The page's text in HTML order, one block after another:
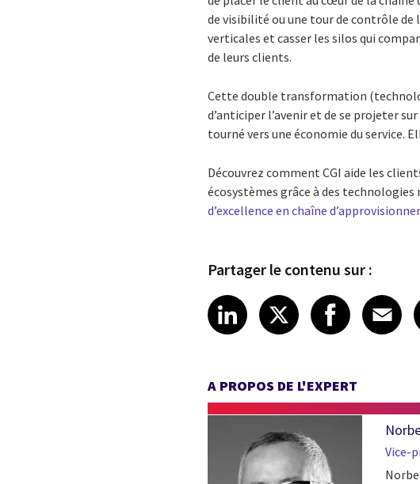
de visibilité ou une tour de contrôle
verticales et casser les silos qui
de leurs clients.
Cette double transformation
d’anticiper l’avenir et de se projeter
tourné vers une économie du service.
Découvrez comment CGI aide les
écosystèmes grâce à des
d’excellence en chaîne
Partager le contenu sur :
Share article on
LinkedIn
Share article
XShare
A PROPOS DE L'EXPERT
Vice-